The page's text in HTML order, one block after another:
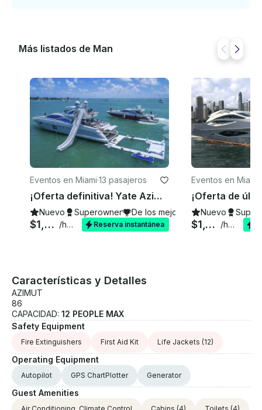
Más listados de Man
Eventos en Miami·13 pasajeros
¡Oferta definitiva! Yate Azimut de 103 pies en alquiler en Miami, Florida.
Nuevo Superowner De los mejores de 2026
$1,395 /hora Reserva instantánea
Eventos en Miami
ach
Nuevo
$1,028 /hora
Características y Detalles
AZIMUT
86
CAPACIDAD: 12 PEOPLE MAX
Safety Equipment
Fire Extinguishers First Aid Kit Life Jackets (12)
Operating Equipment
Autopilot GPS ChartPlotter Generator
Guest Amenities